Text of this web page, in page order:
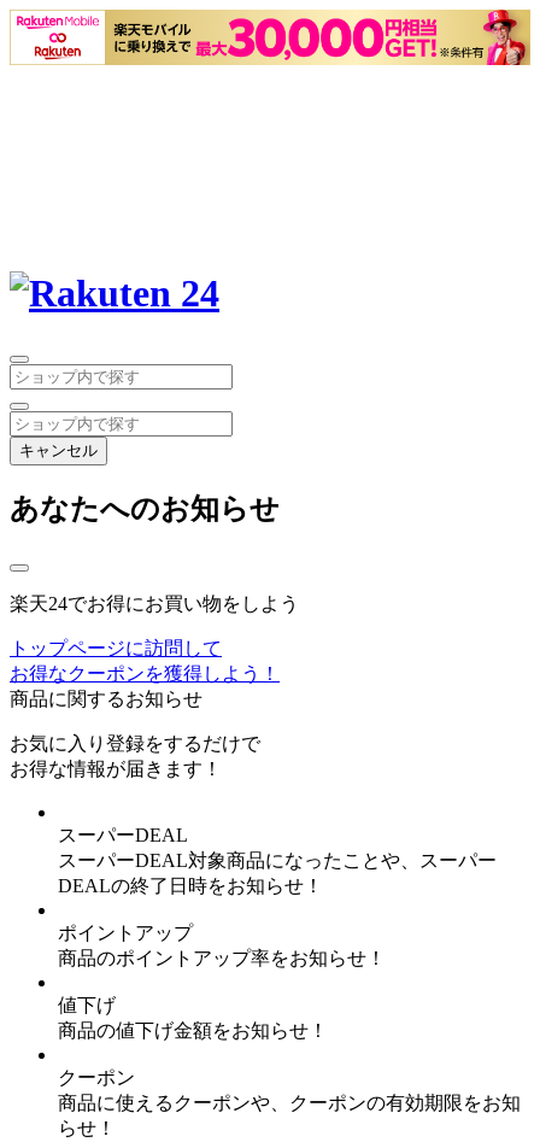
キャンセル
あなたへのお知らせ
楽天24でお得にお買い物をしよう
トップページに訪問して
お得なクーポンを獲得しよう！
商品に関するお知らせ
お気に入り登録をするだけで
お得な情報が届きます！
スーパーDEAL
スーパーDEAL対象商品になったことや、スーパー
DEALの終了日時をお知らせ！
ポイントアップ
商品のポイントアップ率をお知らせ！
値下げ
商品の値下げ金額をお知らせ！
クーポン
商品に使えるクーポンや、クーポンの有効期限をお知
らせ！